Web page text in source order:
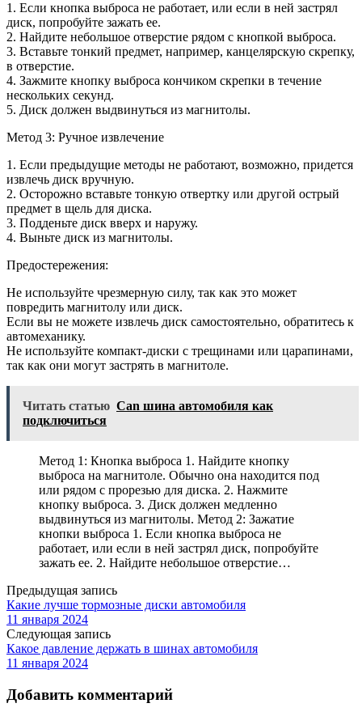
1. Если кнопка выброса не работает, или если в ней застрял
диск, попробуйте зажать ее.
2. Найдите небольшое отверстие рядом с кнопкой выброса.
3. Вставьте тонкий предмет, например, канцелярскую скрепку,
в отверстие.
4. Зажмите кнопку выброса кончиком скрепки в течение
нескольких секунд.
5. Диск должен выдвинуться из магнитолы.
Метод 3: Ручное извлечение
1. Если предыдущие методы не работают, возможно, придется
извлечь диск вручную.
2. Осторожно вставьте тонкую отвертку или другой острый
предмет в щель для диска.
3. Подденьте диск вверх и наружу.
4. Выньте диск из магнитолы.
Предостережения:
Не используйте чрезмерную силу, так как это может
повредить магнитолу или диск.
Если вы не можете извлечь диск самостоятельно, обратитесь к
автомеханику.
Не используйте компакт-диски с трещинами или царапинами,
так как они могут застрять в магнитоле.
Читать статью Can шина автомобиля как
подключиться
Метод 1: Кнопка выброса 1. Найдите кнопку
выброса на магнитоле. Обычно она находится под
или рядом с прорезью для диска. 2. Нажмите
кнопку выброса. 3. Диск должен медленно
выдвинуться из магнитолы. Метод 2: Зажатие
кнопки выброса 1. Если кнопка выброса не
работает, или если в ней застрял диск, попробуйте
зажать ее. 2. Найдите небольшое отверстие…
Предыдущая запись
Какие лучше тормозные диски автомобиля
11 января 2024
Следующая запись
Какое давление держать в шинах автомобиля
11 января 2024
Добавить комментарий